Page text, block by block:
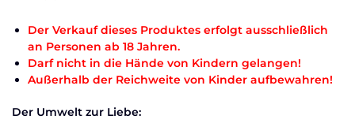
Der Verkauf dieses Produktes erfolgt ausschließlich
an Personen ab 18 Jahren.
Darf nicht in die Hände von Kindern gelangen!
Außerhalb der Reichweite von Kinder aufbewahren!
Der Umwelt zur Liebe: